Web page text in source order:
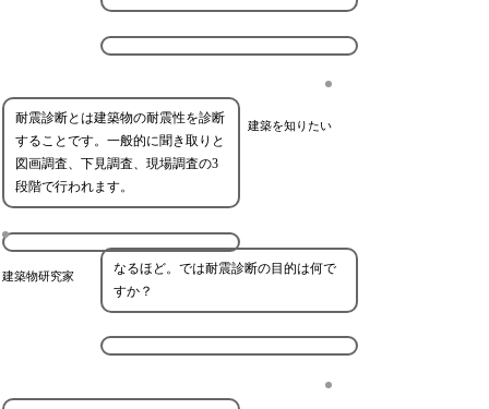
建築を知りたい
耐震診断とは建築物の耐震性を診断
することです。一般的に聞き取りと
図画調査、下見調査、現場調査の3
段階で行われます。
建築物研究家
なるほど。では耐震診断の目的は何で
すか？